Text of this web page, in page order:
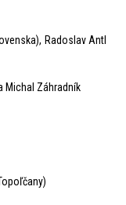
Radoslav Antl
Michal Záhradník